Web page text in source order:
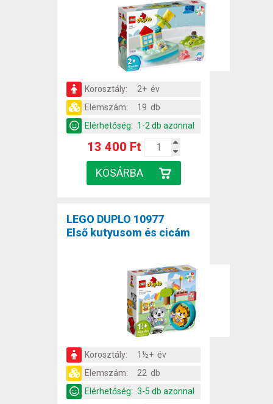
Korosztály:
2+ év
Elemszám:
19 db
Elérhetőség: 1-2 db azonnal
13 400 Ft
LEGO DUPLO 10977
Első kutyusom és cicám
Korosztály:
1½+ év
Elemszám:
22 db
Elérhetőség: 3-5 db azonnal